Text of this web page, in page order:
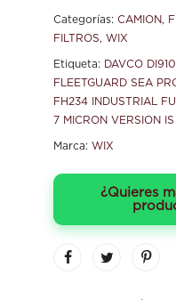
Categorías: CAMION,
FILTROS, WIX
Etiqueta: DAVCO
FLEETGUARD SEA
FH234 INDUSTRIAL
7 MICRON VERSION
Marca: WIX
¿Quieres